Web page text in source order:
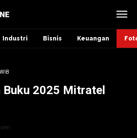
Industri Bisnis Keuangan
Buku 2025 Mitratel